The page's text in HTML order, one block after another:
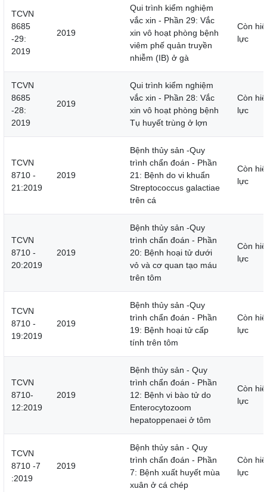
TCVN
8685
-29:
2019
2019
Qui trình kiểm nghiệm
vắc xin - Phần 29: Vắc
xin vô hoạt phòng bệnh
viêm phế quản truyền
nhiễm (IB) ở gà
Còn
lực
TCVN
8685
-28:
2019
2019
Qui trình kiểm nghiệm
vắc xin - Phần 28: Vắc
xin vô hoạt phòng bệnh
Tụ huyết trùng ở lợn
Còn
lực
TCVN
8710 -
21:2019
2019
Bệnh thủy sản -Quy
trình chẩn đoán - Phần
21: Bệnh do vi khuẩn
Streptococcus galactiae
trên cá
Còn
lực
TCVN
8710 -
20:2019
2019
Bệnh thủy sản -Quy
trình chẩn đoán - Phần
20: Bệnh hoại tử dưới
vỏ và cơ quan tạo máu
trên tôm
Còn
lực
TCVN
8710 -
19:2019
2019
Bệnh thủy sản -Quy
trình chẩn đoán - Phần
19: Bệnh hoại tử cấp
tính trên tôm
Còn
lực
TCVN
8710-
12:2019
2019
Bệnh thủy sản - Quy
trình chẩn đoán - Phần
12: Bệnh vi bào tử do
Enterocytozoom
hepatoppenaei ở tôm
Còn
lực
TCVN
8710 -7
:2019
2019
Bệnh thủy sản - Quy
trình chẩn đoán - Phần
7: Bệnh xuất huyết mùa
xuân ở cá chép
Còn
lực